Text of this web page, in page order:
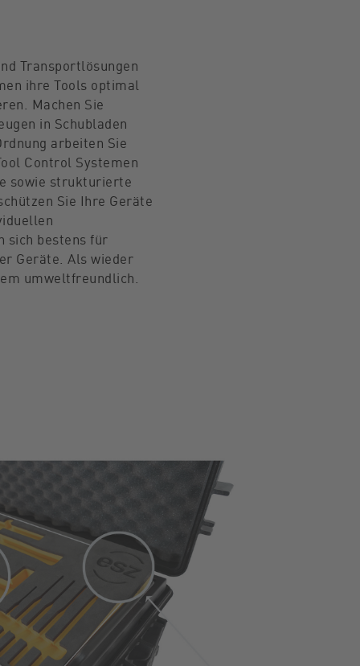
Transportlösungen
ihre Tools optimal
Machen Sie
in Schubladen
arbeiten Sie
Control Systemen
sowie strukturierte
Sie Ihre Geräte
sich bestens für
Geräte. Als wieder
umweltfreundlich.